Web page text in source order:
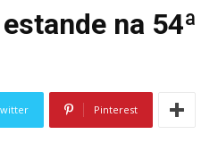
na 54ª
Pinterest